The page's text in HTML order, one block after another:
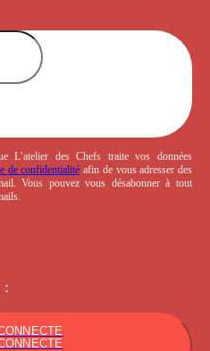
L’atelier des Chefs traite vos données
de confidentialité afin de vous adresser des
Vous pouvez vous désabonner à tout
: